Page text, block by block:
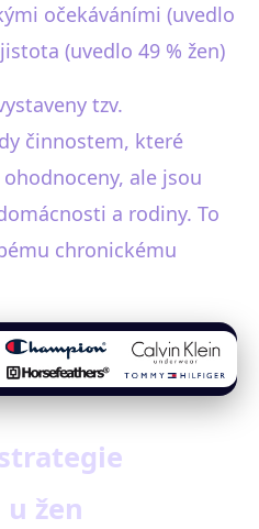
očekáváními (uvedlo
(uvedlo 49 % žen)
tzv.
činnostem, které
ale jsou
a rodiny. To
chronickému
žen